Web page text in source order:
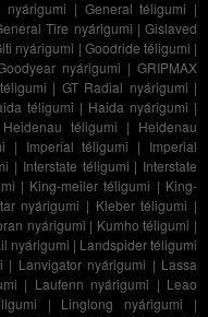
nyárigumi | General téligumi |
Tire nyárigumi |Gislaved
nyárigumi | Goodride téligumi |
nyárigumi | GRIPMAX
| GT Radial nyárigumi |
téligumi | Haida nyárigumi |
Heidenau téligumi | Heidenau
| Imperial téligumi | Imperial
| Interstate téligumi | Interstate
| King-meiler téligumi | King-
nyárigumi | Kleber téligumi |
nyárigumi | Kumho téligumi |
nyárigumi | Landspider téligumi
| Lanvigator nyárigumi | Lassa
| Laufenn nyárigumi | Leao
| Linglong nyárigumi |